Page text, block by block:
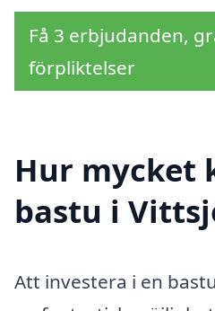
Få 3 erbjudanden,
förpliktelser
Hur mycket
bastu i
Att investera i en